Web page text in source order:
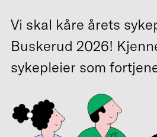
Vi skal kåre årets
Buskerud 2026!
sykepleier som